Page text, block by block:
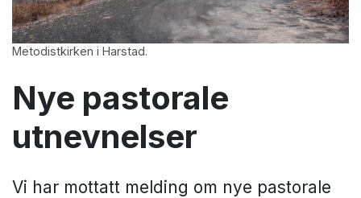
Metodistkirken i Harstad.
Nye pastorale
utnevnelser
Vi har mottatt melding om nye pastorale